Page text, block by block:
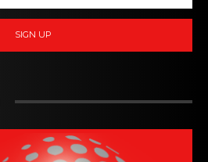
SIGN UP